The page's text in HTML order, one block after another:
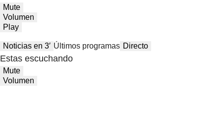
Mute
Volumen
Play
Noticias en 3′ Últimos programas Directo
Estas escuchando
Mute
Volumen